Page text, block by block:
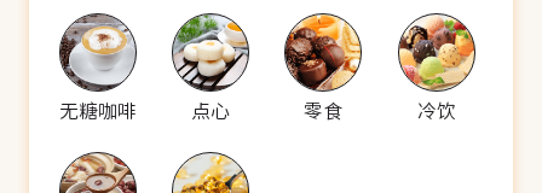
无糖咖啡 点心 零食 冷饮